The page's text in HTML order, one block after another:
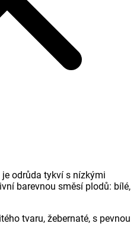
je odrůda tykví s nízkými
barevnou směsí plodů: bílé,
tvaru, žebernaté, s pevnou